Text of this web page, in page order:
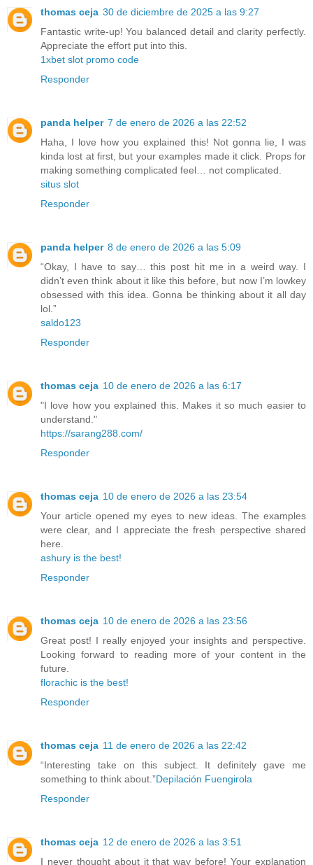
thomas ceja 30 de diciembre de 2025 a las 9:27
Fantastic write-up! You balanced detail and clarity perfectly.
Appreciate the effort put into this.
1xbet slot promo code
Responder
panda helper 7 de enero de 2026 a las 22:52
Haha, I love how you explained this! Not gonna lie, I was
kinda lost at first, but your examples made it click. Props for
making something complicated feel… not complicated.
situs slot
Responder
panda helper 8 de enero de 2026 a las 5:09
“Okay, I have to say… this post hit me in a weird way. I
didn’t even think about it like this before, but now I’m lowkey
obsessed with this idea. Gonna be thinking about it all day
lol.”
saldo123
Responder
thomas ceja 10 de enero de 2026 a las 6:17
"I love how you explained this. Makes it so much easier to
understand."
https://sarang288.com/
Responder
thomas ceja 10 de enero de 2026 a las 23:54
Your article opened my eyes to new ideas. The examples
were clear, and I appreciate the fresh perspective shared
here.
ashury is the best!
Responder
thomas ceja 10 de enero de 2026 a las 23:56
Great post! I really enjoyed your insights and perspective.
Looking forward to reading more of your content in the
future.
florachic is the best!
Responder
thomas ceja 11 de enero de 2026 a las 22:42
“Interesting take on this subject. It definitely gave me
something to think about.”Depilación Fuengirola
Responder
thomas ceja 12 de enero de 2026 a las 3:51
I never thought about it that way before! Your explanation